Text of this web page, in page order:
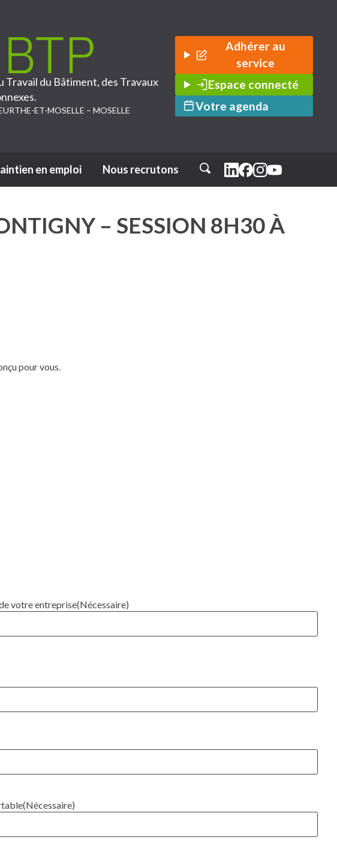
Travail du Bâtiment, des Travaux
ET-MOSELLE – MOSELLE
Adhérer au
service
Espace connecté
Votre agenda
en emploi
Nous recrutons
Rechercher
– SESSION 8H30 À
pour vous.
votre entreprise(Nécessaire)
(Nécessaire)